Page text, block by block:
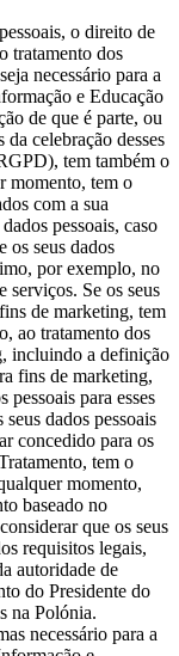
o direito de
tratamento dos
necessário para a
e Educação
de que é parte, ou
celebração desses
tem também o
momento, tem o
com a sua
pessoais, caso
os seus dados
por exemplo, no
serviços. Se os seus
de marketing, tem
ao tratamento dos
incluindo a definição
fins de marketing,
pessoais para esses
dados pessoais
concedido para os
tem o
momento,
baseado no
que os seus
requisitos legais,
autoridade de
do Presidente do
na Polónia.
necessário para a